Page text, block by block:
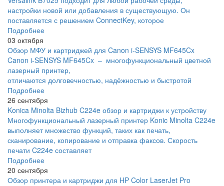
настройки новой или добавления в существующую. Он
поставляется с решением ConnectKey, которое
Подробнее
03 октября
Обзор МФУ и картриджей для Canon i-SENSYS MF645Cx
Canon i-SENSYS MF645Cx – многофункциональный цветной
лазерный принтер,
отличаются долговечностью, надёжностью и быстротой
Подробнее
26 сентября
Konica Minolta Bizhub C224e обзор и картриджи к устройству
Многофункциональный лазерный принтер Konic Minolta C224e
выполняет множество функций, таких как печать,
сканирование, копирование и отправка факсов. Скорость
печати C224e составляет
Подробнее
20 сентября
Обзор принтера и картриджи для HP Color LaserJet Pro